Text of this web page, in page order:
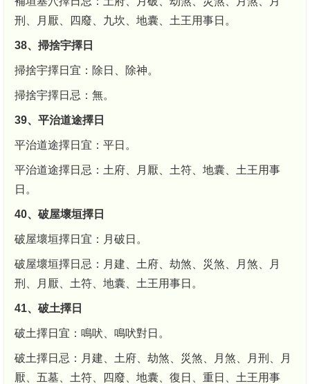
刑、月厭、四廢、九坎、地囊、土王用事日。
38、掃捨宇擇日
掃捨宇擇日宜：除日、除神。
掃捨宇擇日忌：無。
39、平治道途擇日
平治道途擇日宜：平日。
平治道途擇日忌：土府、月厭、土符、地囊、土王用事
日。
40、破屋壞垣擇日
破屋壞垣擇日宜：月破日。
破屋壞垣擇日忌：月建、土府、劫煞、災煞、月煞、月
刑、月厭、土符、地囊、土王用事日。
41、破土擇日
破土擇日宜：鳴吠、鳴吠對日。
破土擇日忌：月建、土府、劫煞、災煞、月煞、月刑、月
厭、五墓、土符、四廢、地囊、復日、重日、土王用事